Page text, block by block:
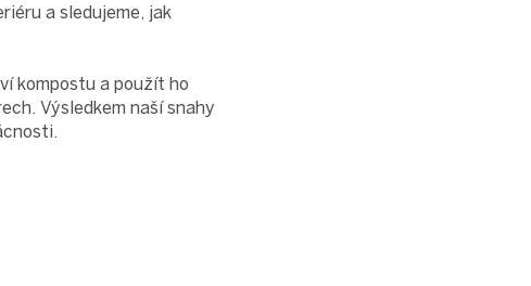
a sledujeme, jak
kompostu a použít ho
Výsledkem naší snahy